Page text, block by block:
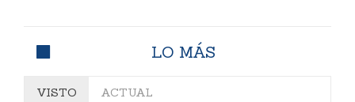
LO MÁS
VISTO ACTUAL